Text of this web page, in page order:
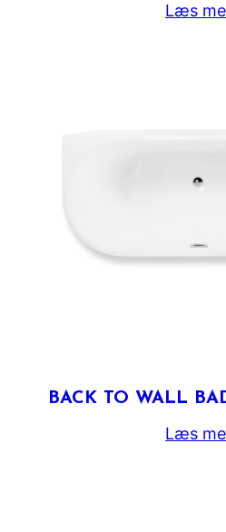
Læs
BACK TO WALL
Læs